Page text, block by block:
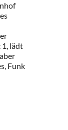
1, lädt
Funk